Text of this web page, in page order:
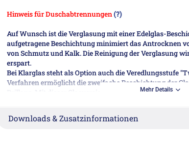
Hinweis für Duschabtrennungen(?)
Auf Wunsch ist die Verglasung mit einer Edelglas-
aufgetragene Beschichtung minimiert das Antrocknen
von Schmutz und Kalk. Die Reinigung der Verglasung
erspart.
Bei Klarglas steht als Option auch die Veredlungsstufe
Verfahren ermöglicht die zweifache Beschichtung der
Brillanz. Mit dieser Glasversiegelung wird einMehr Details
Downloads & Zusatzinformationen